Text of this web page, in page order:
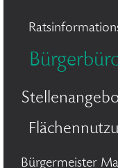
Bürgermeister